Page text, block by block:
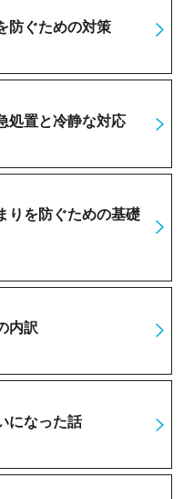
防ぐための対策
処置と冷静な対応
りを防ぐための基礎
内訳
になった話